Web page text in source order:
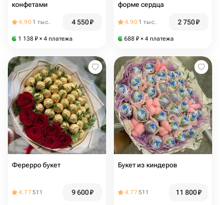
конфетами
4.90 1 тыс. 4 550₽
1 138 ₽ × 4 платежа
форме сердца
4.90 1 тыс. 2 750₽
688 ₽ × 4 платежа
Ферерро букет
4.77511 9 600₽
Букет из киндеров
4.77511 11 800₽